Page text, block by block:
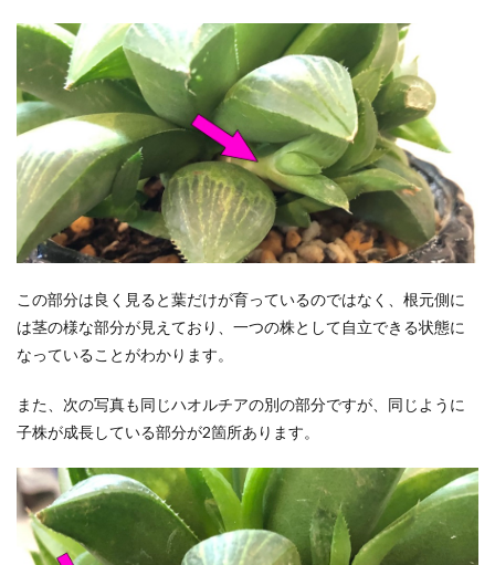
この部分は良く見ると葉だけが育っているのではなく、根元側に
は茎の様な部分が見えており、一つの株として自立できる状態に
なっていることがわかります。
また、次の写真も同じハオルチアの別の部分ですが、同じように
子株が成長している部分が2箇所あります。